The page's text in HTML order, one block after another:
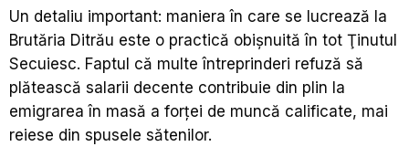
Un detaliu important: maniera în care se lucrează la
Brutăria Ditrău este o practică obişnuită în tot Ţinutul
Secuiesc. Faptul că multe întreprinderi refuză să
plătească salarii decente contribuie din plin la
emigrarea în masă a forţei de muncă calificate, mai
reiese din spusele sătenilor.